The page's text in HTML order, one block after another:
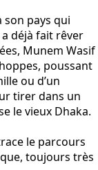
son pays qui
déjà fait rêver
Munem Wasif
poussant
ou d’un
tirer dans un
le vieux Dhaka.
le parcours
toujours très